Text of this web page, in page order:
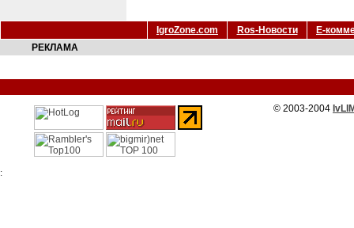
IgroZone.com Ros-Новости
Е-
РЕКЛАМА
© 2003-2004
: